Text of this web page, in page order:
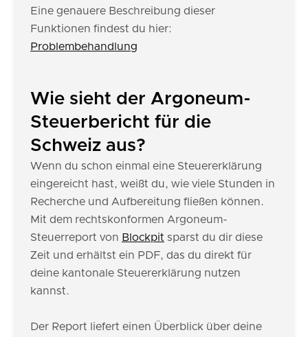
Eine genauere Beschreibung dieser
Funktionen findest du hier:
Problembehandlung
Wie sieht der Argoneum-
Steuerbericht für die
Schweiz aus?
Wenn du schon einmal eine Steuererklärung
eingereicht hast, weißt du, wie viele Stunden in
Recherche und Aufbereitung fließen können.
Mit dem rechtskonformen Argoneum-
Steuerreport von Blockpit sparst du dir diese
Zeit und erhältst ein PDF, das du direkt für
deine kantonale Steuererklärung nutzen
kannst.
Der Report liefert einen Überblick über deine